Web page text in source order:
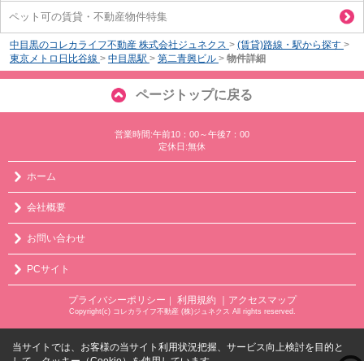
ペット可の賃貸・不動産物件特集
中目黒のコレカライフ不動産 株式会社ジュネクス > (賃貸)路線・駅から探す >
東京メトロ日比谷線 > 中目黒駅 > 第二青興ビル > 物件詳細
ページトップに戻る
営業時間:午前10：00～午後7：00
定休日:無休
ホーム
会社概要
お問い合わせ
PCサイト
プライバシーポリシー ｜ 利用規約 ｜アクセスマップ
Copyright(c) コレカライフ不動産 (株)ジュネクス All rights reserved.
当サイトでは、お客様の当サイト利用状況把握、サービス向上検討を目的と